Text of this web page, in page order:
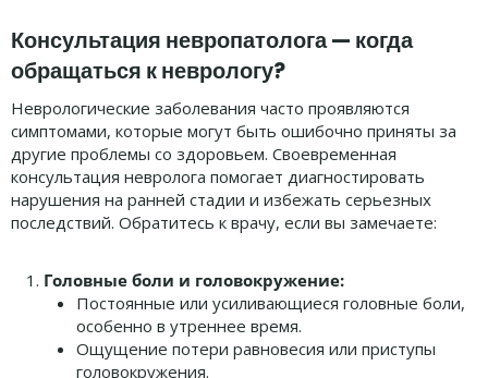
Консультация невропатолога — когда
обращаться к неврологу?
Неврологические заболевания часто проявляются
симптомами, которые могут быть ошибочно приняты за
другие проблемы со здоровьем. Своевременная
консультация невролога помогает диагностировать
нарушения на ранней стадии и избежать серьезных
последствий. Обратитесь к врачу, если вы замечаете:
Головные боли и головокружение:
Постоянные или усиливающиеся головные боли,
особенно в утреннее время.
Ощущение потери равновесия или приступы
головокружения.